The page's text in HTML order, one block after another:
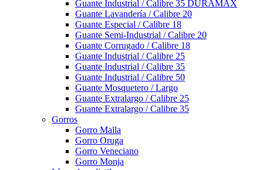
Guante Industrial / Calibre 35 DURAMAX
Guante Lavandería / Calibre 20
Guante Especial / Calibre 18
Guante Semi-Industrial / Calibre 20
Guante Corrugado / Calibre 18
Guante Industrial / Calibre 25
Guante Industrial / Calibre 35
Guante Industrial / Calibre 50
Guante Mosquetero / Largo
Guante Extralargo / Calibre 25
Guante Extralargo / Calibre 35
Gorros
Gorro Malla
Gorro Oruga
Gorro Veneciano
Gorro Monja